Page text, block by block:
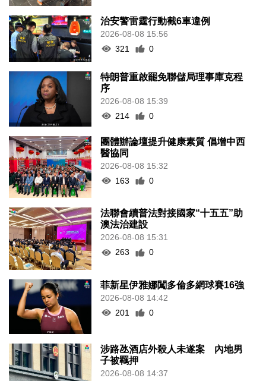
治安警雷霆行動截6車違例
2026-08-08 15:56
321
0
特朗普重啟罷免聯儲局理事庫克程
序
2026-08-08 15:39
214
0
團體辦論壇提升健康素質 倡增中西
醫協同
2026-08-08 15:32
163
0
法聯會續普法對接國家“十五五”助
澳法治建設
2026-08-08 15:31
263
0
菲新星伊雅娜闖多倫多網球賽16強
2026-08-08 14:42
201
0
涉路氹酒店外殺人未遂案 內地男
子被羈押
2026-08-08 14:37